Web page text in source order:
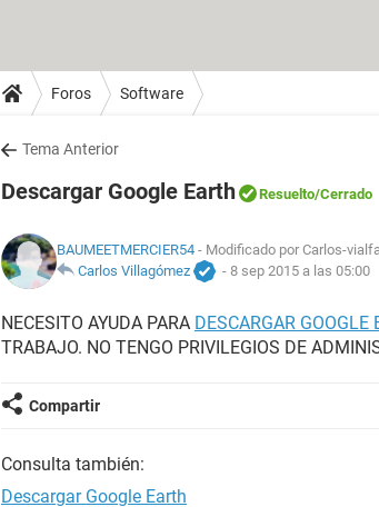
Foros Software
Tema Anterior
Descargar Google Earth Resuelto/Cerrado
BAUMEETMERCIER54 - Modificado por Carlos-
Carlos Villagómez
- 8 sep 2015 a las 05:00
NECESITO AYUDA PARA DESCARGAR GOOGLE
TRABAJO. NO TENGO PRIVILEGIOS DE
Compartir
Consulta también:
Descargar Google Earth